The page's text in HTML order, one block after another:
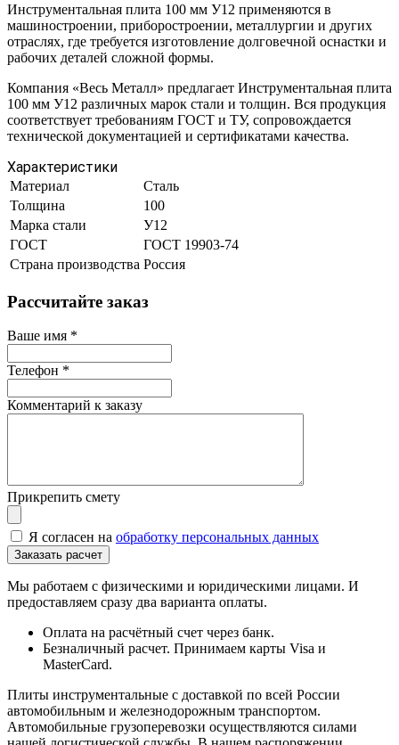
Инструментальная плита 100 мм У12 применяются в
машиностроении, приборостроении, металлургии и других
отраслях, где требуется изготовление долговечной оснастки и
рабочих деталей сложной формы.
Компания «Весь Металл» предлагает Инструментальная плита
100 мм У12 различных марок стали и толщин. Вся продукция
соответствует требованиям ГОСТ и ТУ, сопровождается
технической документацией и сертификатами качества.
Характеристики
Материал
Сталь
Толщина
100
Марка стали
У12
ГОСТ
ГОСТ 19903-74
Страна производства Россия
Рассчитайте заказ
Ваше имя *
Телефон *
Комментарий к заказу
Прикрепить смету
Я согласен на обработку персональных данных
Мы работаем с физическими и юридическими лицами. И
предоставляем сразу два варианта оплаты.
Оплата на расчётный счет через банк.
Безналичный расчет. Принимаем карты Visa и
MasterCard.
Плиты инструментальные с доставкой по всей России
автомобильным и железнодорожным транспортом.
Автомобильные грузоперевозки осуществляются силами